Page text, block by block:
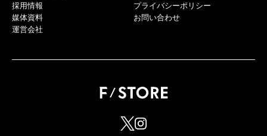
採用情報
媒体資料
運営会社
プライバシーポリシー
お問い合わせ